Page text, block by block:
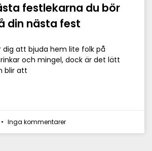
festlekarna du bör
din nästa fest
dig att bjuda hem lite folk på
och mingel, dock är det lätt
blir att
Inga kommentarer